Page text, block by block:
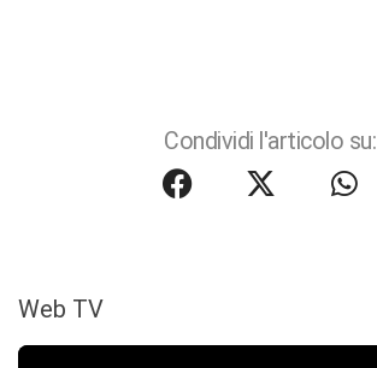
Condividi l'articolo su:
Web TV